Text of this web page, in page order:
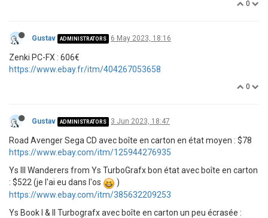
0
Gustav ADMINISTRATORS 6 May 2023, 18:16
Zenki PC-FX : 606€
https://www.ebay.fr/itm/404267053658
0
Gustav ADMINISTRATORS 3 Jun 2023, 18:47
Road Avenger Sega CD avec boîte en carton en état moyen : $78
https://www.ebay.com/itm/125944276935
Ys III Wanderers from Ys TurboGrafx bon état avec boîte en carton
: $522 (je l'ai eu dans l'os
)
https://www.ebay.com/itm/385632209253
Ys Book I & II Turbografx avec boîte en carton un peu écrasée :